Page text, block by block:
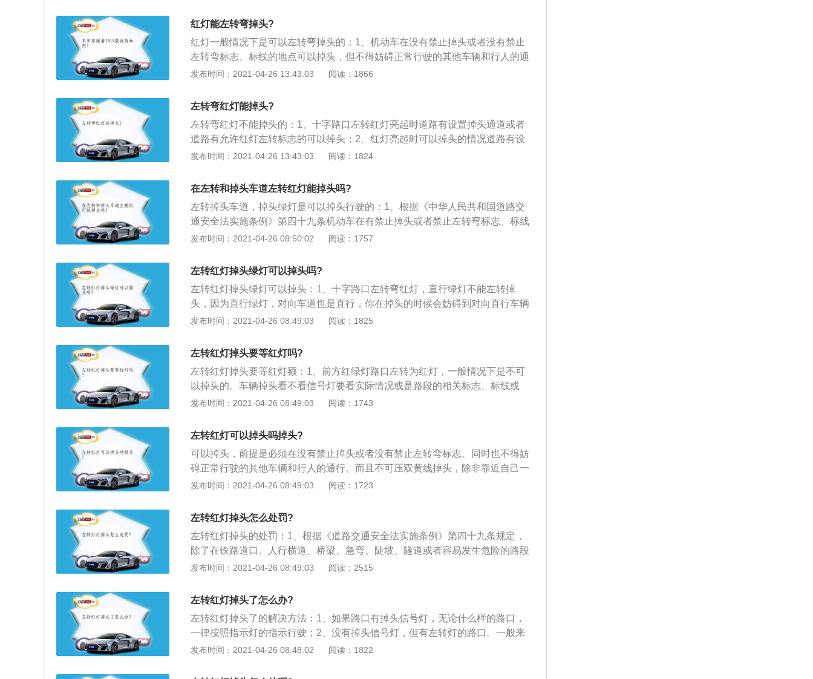
头，也是无法在该路口进行掉头的，因为左转和掉头的动作很相似，掉头之前肯
定都要先左转。掉头必须在最内侧的左转车道，如果是在第二条左转车道的话，
也不能在这个路口进行掉头。掉头一定要先让直行的车辆，在不干预直行车辆正
处，车道内都会画有引导箭头供行驶车辆选择车道，最左侧车道不都是左转箭头
允许掉头的。
在红灯或绿灯期间掉头的，应当在规范的信号期间掉头，掉头时，不得妨碍正常
行驶的其他车辆或者行人通行；3、机动车在有禁止掉头或者禁止左转弯标志、
标线的地点以及铁路道口、人行横道、桥梁、急弯、陡坡、隧道或者容易发生危
险的路段，不得掉头；4、有左拐灯但不是掉头专用灯，所以符合“在既没有掉头
专用信号灯，也无其他规范掉头的交通标志的情况下，机动车在红绿灯期间均可
红灯能左转弯掉头?
红灯一般情况下是可以左转弯掉头的：1、机动车在没有禁止掉头或者没有禁止
左转弯标志、标线的地点可以掉头，但不得妨碍正常行驶的其他车辆和行人的通
行；2、不可压双黄线掉头，除非靠近自己一侧是虚线。如果左转前车等候信号
禁止左转或禁止掉头标志；禁止跨越实线掉头；道路中间没有虚线，隔离带没有
设置缺口，红灯时不可以掉头。这种情况就需要跨越停止线掉头，如果没有掉头
灯，我们就应该看左转灯，按照红灯停、绿灯行的原则。禁止在人行横道掉头。
发布时间：2021-04-26 13:43:03 阅读：1866
左转弯红灯能掉头?
左转弯红灯不能掉头的：1、十字路口左转红灯亮起时道路有设置掉头通道或者
道路有允许红灯左转标志的可以掉头；2、红灯亮起时可以掉头的情况道路有设
置掉头通道有的地方会设置一些掉头的通道，那么即使是红灯车子依旧可以向左
左转标志在路边设置有左转标志的，在红灯的时候是可以继续掉头的，但是一定
要按照标志上的提醒来走。此时驾驶人也是不需要看信号灯的，假如因为看信号
灯而停止行驶的话，反而会被扣分。此外，车辆在左转的时千万不能在斑马线上
进行，要过了斑马线再左转。
发布时间：2021-04-26 13:43:03 阅读：1824
在左转和掉头车道左转红灯能掉头吗?
左转掉头车道，掉头绿灯是可以掉头行驶的：1、根据《中华人民共和国道路交
通安全法实施条例》第四十九条机动车在有禁止掉头或者禁止左转弯标志、标线
的地点以及在铁路道口、人行横道、桥梁、急弯、陡坡、隧道或者容易发生危险
的地点可以掉头，但不得妨碍正常行驶的其他车辆和行人的通行；3、机动车遇
有前方车辆停车排队等候或者缓慢行驶时，不得借道超车或者占用对面车道，不
得穿插等候的车辆。
发布时间：2021-04-26 08:50:02 阅读：1757
左转红灯掉头绿灯可以掉头吗?
左转红灯掉头绿灯可以掉头：1、十字路口左转弯红灯，直行绿灯不能左转掉
头，因为直行绿灯，对向车道也是直行，你在掉头的时候会妨碍到对向直行车辆
正常行驶，肯定是不能掉头的，因为这也违反了道路交通安全法。左转灯变绿的
《中华人民共和国道路交通安全法实施条例》第四十九条机动车在有禁止掉头或
者禁止左转弯标志、标线的地点以及在铁路道口、人行横道、桥梁、急弯、陡
坡、隧道或者容易发生危险的路段，不得掉头；3、机动车在没有禁止掉头或者
没有禁止左转弯标志、标线的地点可以掉头，但不得妨碍正常行驶的其他车辆和
行人的通行。
发布时间：2021-04-26 08:49:03 阅读：1825
左转红灯掉头要等红灯吗?
左转红灯掉头要等红灯额：1、前方红绿灯路口左转为红灯，一般情况下是不可
以掉头的。车辆掉头看不看信号灯要看实际情况或是路段的相关标志、标线或
是“信号灯”的提示等。有可以掉头不用看信号灯的，也有要求看信号灯的；2、地
10米左右，根据路口大小施划）或无线；3、若有路中栏杆，栏杆从车辆停止线
起拆除至虚实线连接处路中心虚线与实线连接处有允许掉头的指示标志。
发布时间：2021-04-26 08:49:03 阅读：1743
左转红灯可以掉头吗掉头?
可以掉头，前提是必须在没有禁止掉头或者没有禁止左转弯标志、同时也不得妨
碍正常行驶的其他车辆和行人的通行。而且不可压双黄线掉头，除非靠近自己一
侧是虚线。以下是具体规定：1、根据《道路交通安全法实施条例》第49条中的
人行横道、桥梁、急弯、陡坡、隧道或者容易发生危险的路段，不得掉头；2、
机动车在没有禁止掉头或者没有禁止左转弯标志、标线的地点可以掉头，但不得
妨碍正常行驶的其他车辆和行人的通行；3、道路交通安全法实施条例是为了加
强道路交通管理，维护交通秩序，保障交通安全和畅通，以适应社会主义现代化
建设的需要，所以才制定次条例。
发布时间：2021-04-26 08:49:03 阅读：1723
左转红灯掉头怎么处罚?
左转红灯掉头的处罚：1、根据《道路交通安全法实施条例》第四十九条规定，
除了在铁路道口、人行横道、桥梁、急弯、陡坡、隧道或者容易发生危险的路段
外，机动车在没有禁止掉头或者没有禁止左转弯标志、标线的地点可以调头，但
可掉头的，因为连左转弯都不可以，试想怎么可以掉头呢？目前对红灯路口违章
掉头的处罚是：罚款100-200元并扣3分。那么有哪些情况是不可以掉头的呢；
3、左转红灯掉头曾引起一定的争议，因为法律中没有明确规定左转红灯可以掉
头的条例，对于红灯左转弯掉头违章性质界限并不明确，但是如果因前方阻挡视
线造成的违规掉头，可以持驾驶证、行驶证到就近的交巡警服务厅查看违章照
发布时间：2021-04-26 08:49:03 阅读：2515
左转红灯掉头了怎么办?
左转红灯掉头了的解决方法：1、如果路口有掉头信号灯，无论什么样的路口，
一律按照指示灯的指示行驶；2、没有掉头信号灯，但有左转灯的路口。一般来
说，只要没有禁止掉头标志，司机可以不受信号灯限制，在不影响正常行驶车辆
实线变为虚线，车辆才可以在此区域进行掉头。但如果中央分隔线没有停车线之
发布时间：2021-04-26 08:48:02 阅读：1822